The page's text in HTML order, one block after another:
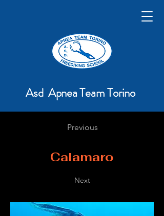
Asd Apnea Team Torino
Previous
Calamaro
Next